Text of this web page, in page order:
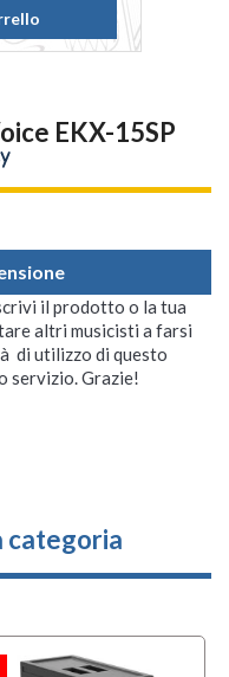
EKX-15SP
il prodotto o la tua
altri musicisti a farsi
di utilizzo di questo
servizio. Grazie!
categoria